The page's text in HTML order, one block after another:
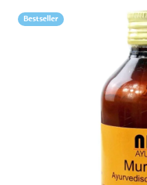
5-
ből
Bestseller